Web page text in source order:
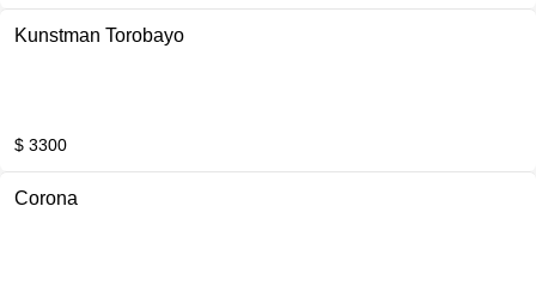
Kunstman Torobayo
$ 3300
Corona